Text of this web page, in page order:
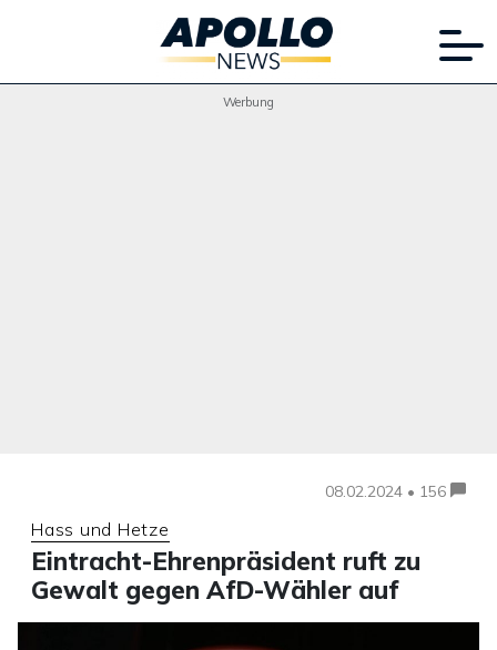
Werbung
08.02.2024 • 156
Hass und Hetze
Eintracht-Ehrenpräsident ruft zu
Gewalt gegen AfD-Wähler auf